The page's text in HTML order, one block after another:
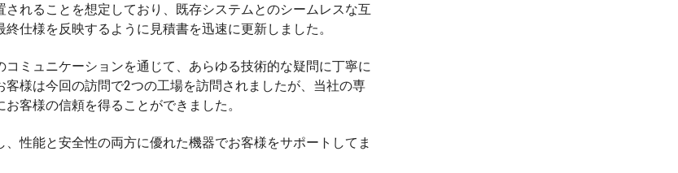
れることを想定しており、既存システムとのシームレスな互
仕様を反映するように見積書を迅速に更新しました。
ミュニケーションを通じて、あらゆる技術的な疑問に丁寧に
様は今回の訪問で2つの工場を訪問されましたが、当社の専
客様の信頼を得ることができました。
性能と安全性の両方に優れた機器でお客様をサポートしてま